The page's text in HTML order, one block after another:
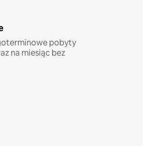
pobyty
na miesiąc bez